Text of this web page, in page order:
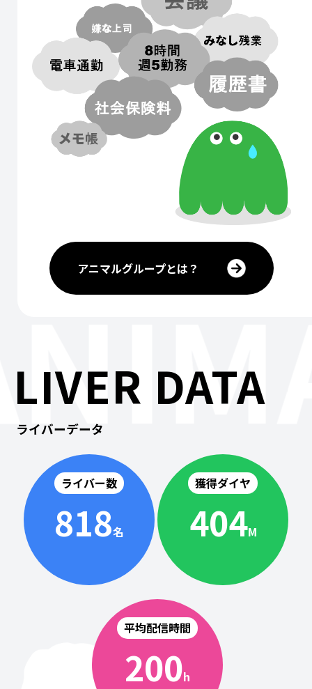
アニマルグループとは？
LIVER DATA
ライバーデータ
ライバー数
818名
獲得ダイヤ
404M
平均配信時間
200h